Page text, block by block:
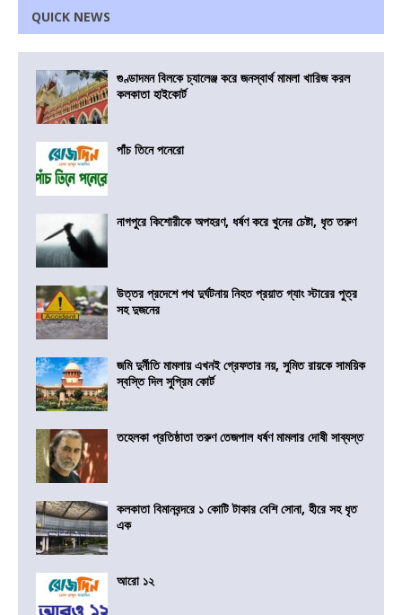
QUICK NEWS
গুণ্ডাদমন বিলকে চ্যালেঞ্জ করে জনস্বার্থ মামলা খারিজ করল
কলকাতা হাইকোর্ট
পাঁচ তিনে পনেরো
নাগপুরে কিশোরীকে অপহরণ, ধর্ষণ করে খুনের চেষ্টা, ধৃত তরুণ
উত্তর প্রদেশে পথ দুর্ঘটনায় নিহত প্রয়াত গ্যাং স্টারের পুত্র
সহ দুজনের
জমি দুর্নীতি মামলায় এখনই গ্রেফতার নয়, সুমিত রায়কে সাময়িক
স্বস্তি দিল সুপ্রিম কোর্ট
তহেলকা প্রতিষ্ঠাতা তরুণ তেজপাল ধর্ষণ মামলার দোষী সাব্যস্ত
কলকাতা বিমানবন্দরে ১ কোটি টাকার বেশি সোনা, হীরে সহ ধৃত
এক
আরো ১২